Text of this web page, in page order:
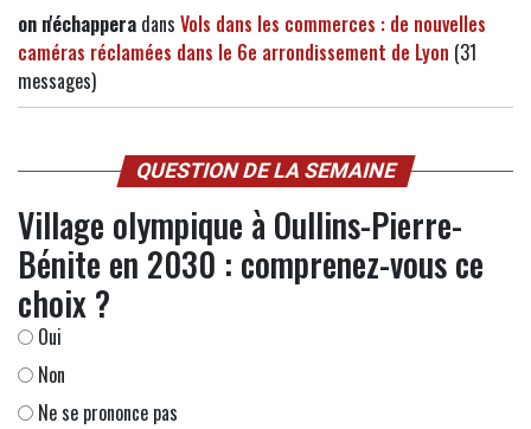
on n'échappera dans Vols dans les commerces : de nouvelles
caméras réclamées dans le 6e arrondissement de Lyon (31
messages)
QUESTION DE LA SEMAINE
Village olympique à Oullins-Pierre-
Bénite en 2030 : comprenez-vous ce
choix ?
Oui
Non
Ne se prononce pas